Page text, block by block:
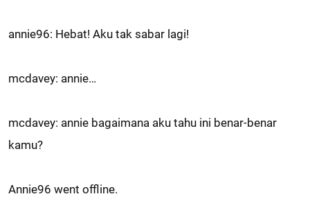
annie96: Hebat! Aku tak sabar lagi!
mcdavey: annie…
mcdavey: annie bagaimana aku tahu ini benar-benar
kamu?
Annie96 went offline.